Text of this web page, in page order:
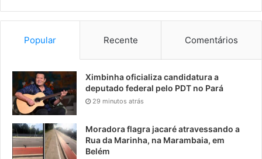
Popular Recente Comentários
Ximbinha oficializa candidatura a
deputado federal pelo PDT no Pará
29 minutos atrás
Moradora flagra jacaré atravessando a
Rua da Marinha, na Marambaia, em
Belém